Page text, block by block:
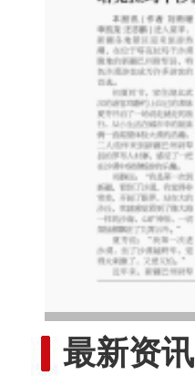
最新资讯